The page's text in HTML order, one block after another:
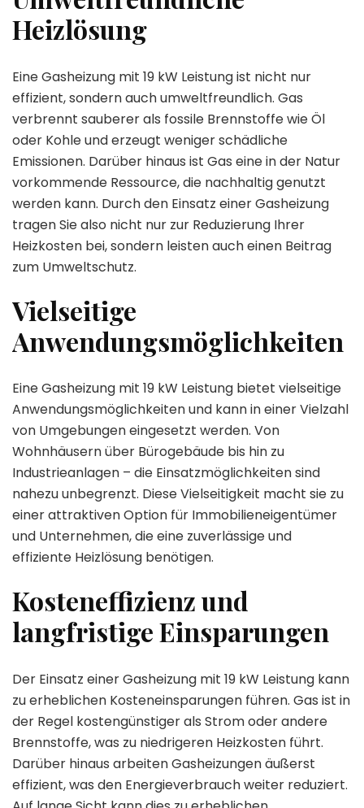
Heizlösung
Eine Gasheizung mit 19 kW Leistung ist nicht nur
effizient, sondern auch umweltfreundlich. Gas
verbrennt sauberer als fossile Brennstoffe wie Öl
oder Kohle und erzeugt weniger schädliche
Emissionen. Darüber hinaus ist Gas eine in der Natur
vorkommende Ressource, die nachhaltig genutzt
werden kann. Durch den Einsatz einer Gasheizung
tragen Sie also nicht nur zur Reduzierung Ihrer
Heizkosten bei, sondern leisten auch einen Beitrag
zum Umweltschutz.
Vielseitige
Anwendungsmöglichkeiten
Eine Gasheizung mit 19 kW Leistung bietet vielseitige
Anwendungsmöglichkeiten und kann in einer Vielzahl
von Umgebungen eingesetzt werden. Von
Wohnhäusern über Bürogebäude bis hin zu
Industrieanlagen – die Einsatzmöglichkeiten sind
nahezu unbegrenzt. Diese Vielseitigkeit macht sie zu
einer attraktiven Option für Immobilieneigentümer
und Unternehmen, die eine zuverlässige und
effiziente Heizlösung benötigen.
Kosteneffizienz und
langfristige Einsparungen
Der Einsatz einer Gasheizung mit 19 kW Leistung kann
zu erheblichen Kosteneinsparungen führen. Gas ist in
der Regel kostengünstiger als Strom oder andere
Brennstoffe, was zu niedrigeren Heizkosten führt.
Darüber hinaus arbeiten Gasheizungen äußerst
effizient, was den Energieverbrauch weiter reduziert.